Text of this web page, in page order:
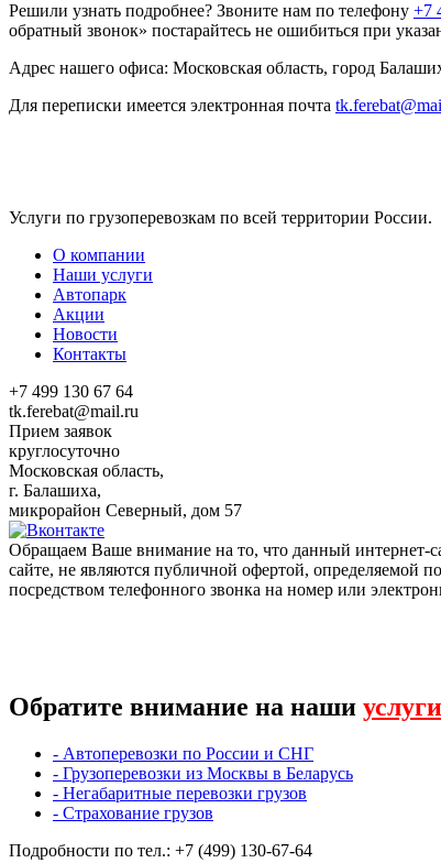
Решили узнать подробнее? Звоните нам по телефону +7
обратный звонок» постарайтесь не ошибиться при
Адрес нашего офиса: Московская область, город
Для переписки имеется электронная почта
Услуги по грузоперевозкам по всей территории России.
О компании
Наши услуги
Автопарк
Акции
Новости
Контакты
+7 499 130 67 64
tk.ferebat@mail.ru
Прием заявок
круглосуточно
Московская область,
г. Балашиха,
микрорайон Северный, дом 57
Обращаем Ваше внимание на то, что данный интернет-
сайте, не являются публичной офертой, определяемой
посредством телефонного звонка на номер или
Обратите внимание на наши
- Автоперевозки по России и СНГ
- Грузоперевозки из Москвы в Беларусь
- Негабаритные перевозки грузов
- Страхование грузов
Подробности по тел.: +7 (499) 130-67-64